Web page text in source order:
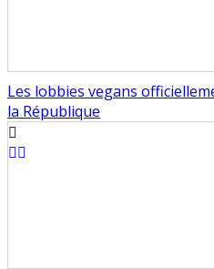
Les lobbies vegans
la République